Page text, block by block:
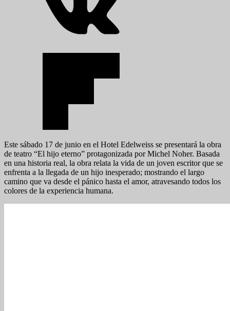
Este sábado 17 de junio en el Hotel Edelweiss se presentará la obra
de teatro “El hijo eterno” protagonizada por Michel Noher. Basada
en una historia real, la obra relata la vida de un joven escritor que se
enfrenta a la llegada de un hijo inesperado; mostrando el largo
camino que va desde el pánico hasta el amor, atravesando todos los
colores de la experiencia humana.